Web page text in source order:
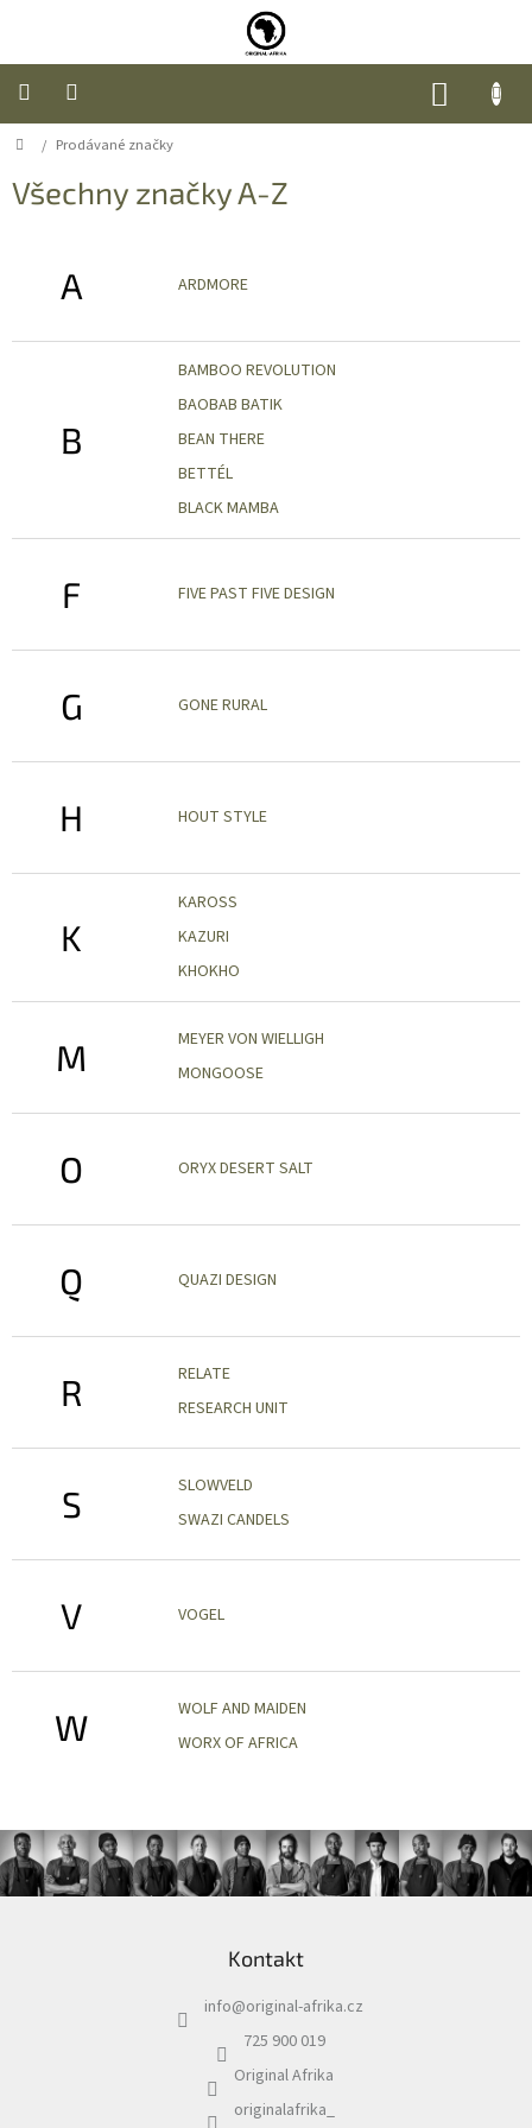
Úvod
Nábytek
a
Kontakt
Značky
Domů
/ Prodávané značky
Všechny značky A-Z
A ARDMORE
B
BAMBOO REVOLUTION
BAOBAB BATIK
BEAN THERE
BETTÉL
BLACK MAMBA
F FIVE PAST FIVE DESIGN
G GONE RURAL
H HOUT STYLE
K
KAROSS
KAZURI
KHOKHO
M
MEYER VON WIELLIGH
MONGOOSE
O ORYX DESERT SALT
Q QUAZI DESIGN
R
RELATE
RESEARCH UNIT
S
SLOWVELD
SWAZI CANDELS
V VOGEL
W
WOLF AND MAIDEN
WORX OF AFRICA
Kontakt
info@original-afrika.cz
725 900 019
Original Afrika
originalafrika_